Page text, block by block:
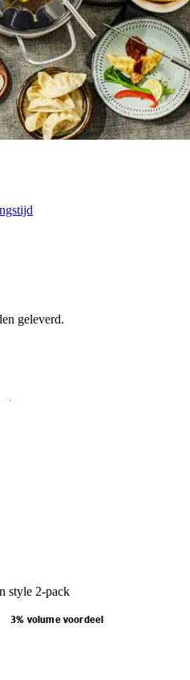
geleverd.
style 2-pack
3% volume voordeel